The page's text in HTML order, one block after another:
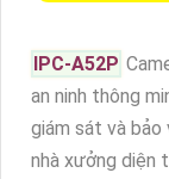
IPC-A52P
an ninh thông
giám sát và bảo
nhà xưởng diện